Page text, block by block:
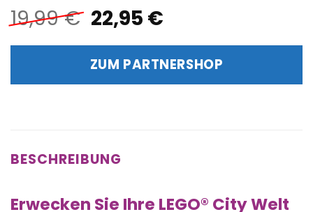
19,99€ Ursprünglicher
Preis
war:
19,99 €
22,95 €Aktueller
ist:
22,95 €.
ZUM PARTNERSHOP
BESCHREIBUNG
Erwecken Sie Ihre LEGO® City Welt